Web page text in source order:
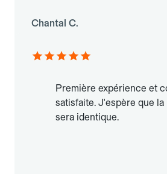
Chantal C.
Première expérience et
satisfaite. J'espère que la
sera identique.